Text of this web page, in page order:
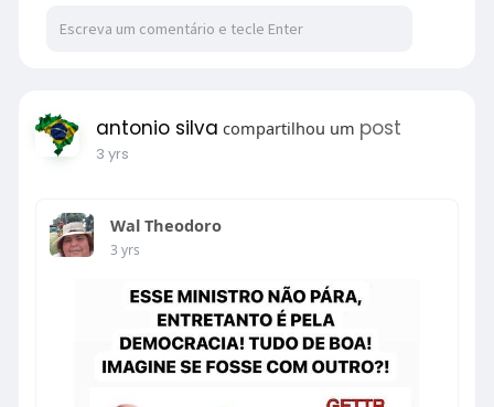
antonio silva compartilhou um post
3 yrs
Wal Theodoro
3 yrs